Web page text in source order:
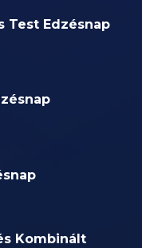
Test Edzésnap
Kombinált